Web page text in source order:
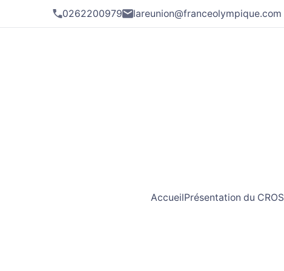
0262200979 lareunion@franceolympique.com
AccueilPrésentation du CROS